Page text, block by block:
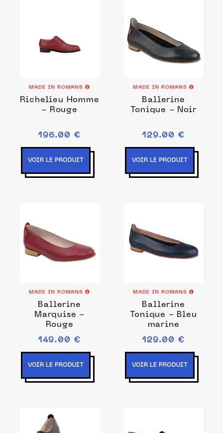
MADE IN ROMANS
Richelieu Homme
- Rouge
196.00 €
VOIR LE PRODUIT
MADE IN ROMANS
Ballerine
Tonique - Noir
129.00 €
VOIR LE PRODUIT
MADE IN ROMANS
Ballerine
Marquise -
Rouge
149.00 €
VOIR LE PRODUIT
MADE IN ROMANS
Ballerine
Tonique - Bleu
marine
129.00 €
VOIR LE PRODUIT